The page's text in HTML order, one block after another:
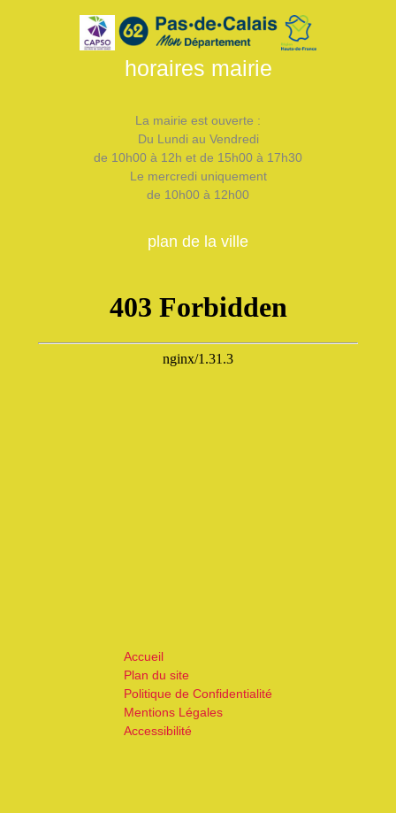
horaires mairie
La mairie est ouverte :
Du Lundi au Vendredi
de 10h00 à 12h et de 15h00 à 17h30
Le mercredi uniquement
de 10h00 à 12h00
plan de la ville
Accueil
Plan du site
Politique de Confidentialité
Mentions Légales
Accessibilité